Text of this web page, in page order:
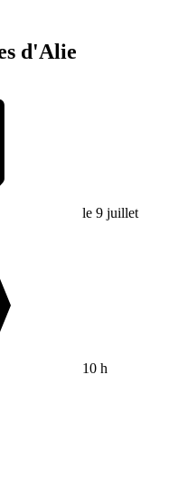
d'Alie
le 9 juillet
10 h